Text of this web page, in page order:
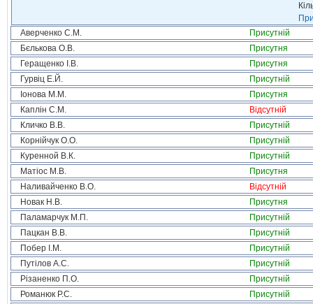
Аверченко С.М.
Присутній
Бєлькова О.В.
Присутня
Геращенко І.В.
Присутня
Гурвіц Е.Й.
Присутній
Іонова М.М.
Присутня
Каплін С.М.
Відсутній
Кличко В.В.
Присутній
Корнійчук О.О.
Присутній
Куренной В.К.
Присутній
Матіос М.В.
Присутня
Наливайченко В.О.
Відсутній
Новак Н.В.
Присутня
Паламарчук М.П.
Присутній
Пацкан В.В.
Присутній
Побер І.М.
Присутній
Путілов А.С.
Присутній
Різаненко П.О.
Присутній
Романюк Р.С.
Присутній